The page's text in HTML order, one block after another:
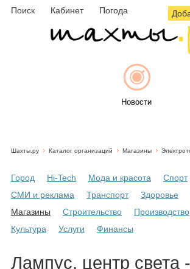
Поиск Кабинет Погода
Новости
Объявления
Шахты.ру Каталог организаций Магазины
Город Hi-Tech Мода и красота Спорт
СМИ и реклама
Транспорт Здоровье
Магазины
Строительство Производство
Культура
Услуги Финансы
Лампус, центр света -